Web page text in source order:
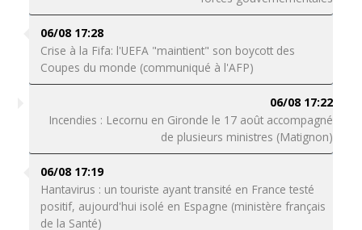
06/08 17:28
Crise à la Fifa: l'UEFA "maintient" son boycott des
Coupes du monde (communiqué à l'AFP)
06/08 17:22
Incendies : Lecornu en Gironde le 17 août accompagné
de plusieurs ministres (Matignon)
06/08 17:19
Hantavirus : un touriste ayant transité en France testé
positif, aujourd'hui isolé en Espagne (ministère français
de la Santé)